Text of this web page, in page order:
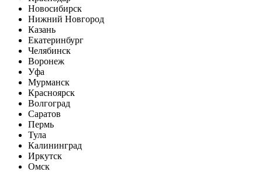
Новосибирск
Нижний Новгород
Казань
Екатеринбург
Челябинск
Воронеж
Уфа
Мурманск
Красноярск
Волгоград
Саратов
Пермь
Тула
Калининград
Иркутск
Омск